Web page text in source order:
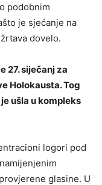
podobnim
je sjećanje na
dovelo.
27. siječanj za
Holokausta. Tog
ušla u kompleks
logori pod
glasine. U